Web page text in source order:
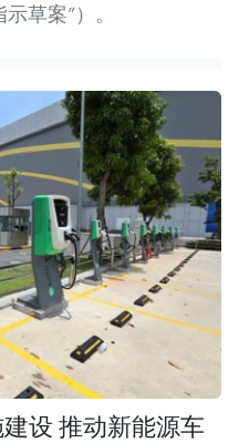
草案”）。
设 推动新能源车